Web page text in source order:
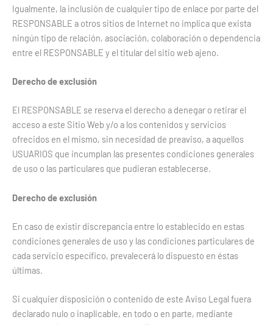
Igualmente, la inclusión de cualquier tipo de enlace por parte del
RESPONSABLE a otros sitios de Internet no implica que exista
ningún tipo de relación, asociación, colaboración o dependencia
entre el RESPONSABLE y el titular del sitio web ajeno.
Derecho de exclusión
El RESPONSABLE se reserva el derecho a denegar o retirar el
acceso a este Sitio Web y/o a los contenidos y servicios
ofrecidos en el mismo, sin necesidad de preaviso, a aquellos
USUARIOS que incumplan las presentes condiciones generales
de uso o las particulares que pudieran establecerse.
Derecho de exclusión
En caso de existir discrepancia entre lo establecido en estas
condiciones generales de uso y las condiciones particulares de
cada servicio específico, prevalecerá lo dispuesto en éstas
últimas.
Si cualquier disposición o contenido de este Aviso Legal fuera
declarado nulo o inaplicable, en todo o en parte, mediante